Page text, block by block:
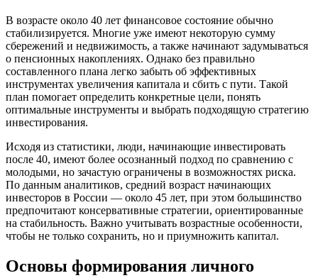
В возрасте около 40 лет финансовое состояние обычно
стабилизируется. Многие уже имеют некоторую сумму
сбережений и недвижимость, а также начинают задумываться
о пенсионных накоплениях. Однако без правильно
составленного плана легко забыть об эффективных
инструментах увеличения капитала и сбить с пути. Такой
план помогает определить конкретные цели, понять
оптимальные инструменты и выбрать подходящую стратегию
инвестирования.
Исходя из статистики, люди, начинающие инвестировать
после 40, имеют более осознанный подход по сравнению с
молодыми, но зачастую ограничены в возможностях риска.
По данным аналитиков, средний возраст начинающих
инвесторов в России — около 45 лет, при этом большинство
предпочитают консервативные стратегии, ориентированные
на стабильность. Важно учитывать возрастные особенности,
чтобы не только сохранить, но и приумножить капитал.
Основы формирования личного